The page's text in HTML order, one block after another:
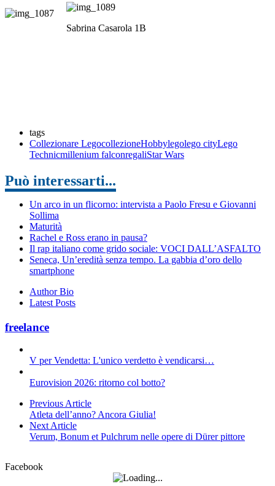
Sabrina Casarola 1B
tags
Collezionare LegocollezioneHobbylegolego cityLego
Technicmillenium falconregaliStar Wars
Può interessarti...
Un arco in un flicorno: intervista a Paolo Fresu e Giovanni
Sollima
Maturità
Rachel e Ross erano in pausa?
Il rap italiano come grido sociale: VOCI DALL’ASFALTO
Seneca, Un’eredità senza tempo. La gabbia d’oro dello
smartphone
Author Bio
Latest Posts
freelance
V per Vendetta: L'unico verdetto è vendicarsi…
Eurovision 2026: ritorno col botto?
Previous Article
Atleta dell’anno? Ancora Giulia!
Next Article
Verum, Bonum et Pulchrum nelle opere di Dürer pittore
Facebook